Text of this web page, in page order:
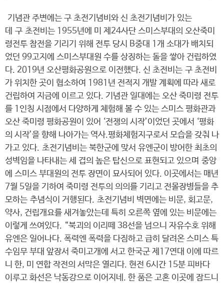
기념관 주변에는 구 초전기념비와 신 초전기념비가 있는
데 구 초전비는 1955년에 미 제24사단 스미스부대의 오산죽미
령전투 참전을 기리기 위해 전투 당시 B중대 1개 소대가 배치되
었던 99고지에 스미스부대원 수를 상징하는 돌을 쌓아 건립하였
다. 2019년 오산평화공원으로 이전했다. 신 초전비는 구 초전비
가 위치한 곳이 협소하여 1981년 전적지 개발 계획에 따라 새로
건립하여 지금에 이르고 있다. 기념관 일대에는 오산 죽미령 전투
를 1인칭 시점에서 다양하게 체험해 볼 수 있는 스미스 평화관과
오산 죽미령 평화공원이 있어 ‘전쟁의 시작’이었던 곳에서 ‘평화
의 시작’을 향해 나아가는 역사.평화체험지구로서 모습을 갖춰 나
가고 있다. 초전기념비는 북한군에 맞서 유엔군이 방어한 최초의
성벽임을 나타내는 세 겹의 높은 탑신으로 표현되고 있으며 중앙
에 스미스 부대원의 전투 장면이 묘사되어 있다. 이곳에서는 매년
7월 5일을 기하여 죽미령 전투의 의의를 기리고 전몰장병들을 추
모하는 추념식이 거행된다. 초전기념비 벽면에는 비문, 회고문,
약사, 건립개요를 새겨놓았는데 특히 오른쪽 옆에 있는 비문에는
이렇게 쓰여있다. “북괴의 이리떼 38선을 넘으니 자유수호 위해
유엔은 일어나다. 폭력엔 폭력을 다짐하고 급히 달려온 스미스 특
수임무 부대 앞장서 죽미고개에 서고 한국군 제17연대 이에 따르
니 한, 미 연합 작전의 서막은 열리다. 현전 6시간 15분 피바다
이루고 화선은 낙동강으로 이어지네. 한 품은 고혼 이곳에 잠드니